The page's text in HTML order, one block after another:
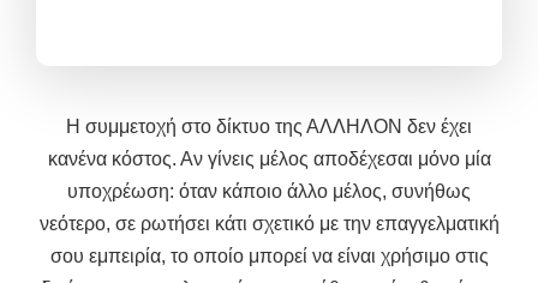
Η συμμετοχή στο δίκτυο της ΑΛΛΗΛΟΝ δεν έχει
κανένα κόστος. Αν γίνεις μέλος αποδέχεσαι μόνο μία
υποχρέωση: όταν κάποιο άλλο μέλος, συνήθως
νεότερο, σε ρωτήσει κάτι σχετικό με την επαγγελματική
σου εμπειρία, το οποίο μπορεί να είναι χρήσιμο στις